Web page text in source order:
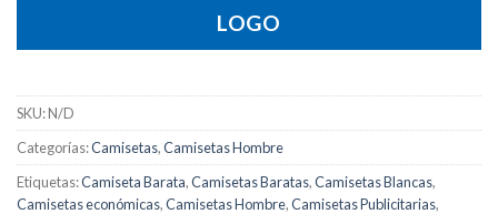
LOGO
SKU:N/D
Categorías:Camisetas,Camisetas Hombre
Etiquetas:Camiseta Barata,Camisetas Baratas,Camisetas Blancas,
Camisetas económicas,Camisetas Hombre,Camisetas Publicitarias,